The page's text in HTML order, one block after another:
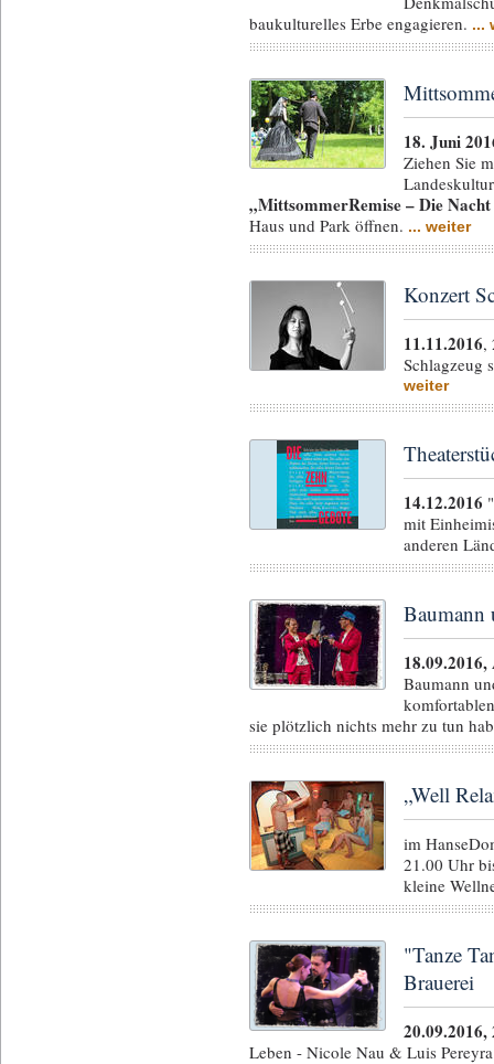
baukulturelles Erbe engagieren. ...
18. Juni
Ziehen Sie
„MittsommerRemise – Die
Haus und Park öffnen. ... weiter
Konzert
11.11.2016,
Schlagzeug
weiter
14.12.2016
mit
anderen
Baumann
Baumann
sie plötzlich nichts mehr zu tun
„Well
im
21.00 Uhr
kleine
"Tanze
Brauerei
Leben - Nicole Nau & Luis